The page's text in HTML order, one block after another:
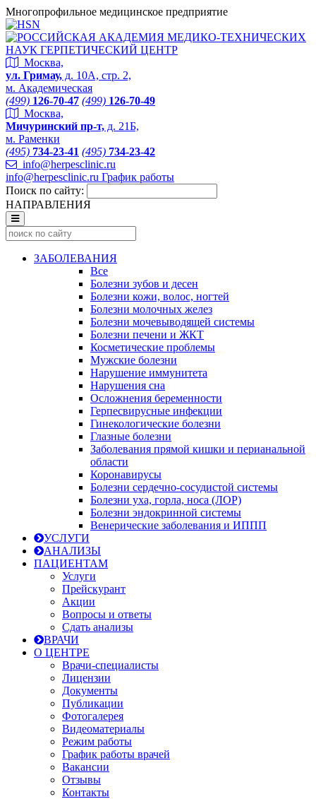
Многопрофильное медицинское предприятие
Москва,
ул. Гримау, д. 10А, стр. 2,
м. Академическая
(499) 126-70-47 (499) 126-70-49
Москва,
Мичуринский пр-т, д. 21Б,
м. Раменки
(495) 734-23-41 (495) 734-23-42
info@herpesclinic.ru
info@herpesclinic.ru График работы
Поиск по сайту:
НАПРАВЛЕНИЯ
ЗАБОЛЕВАНИЯ
Все
Болезни зубов и десен
Болезни кожи, волос, ногтей
Болезни молочных желез
Болезни мочевыводящей системы
Болезни печени и ЖКТ
Косметические проблемы
Мужские болезни
Нарушение иммунитета
Нарушения сна
Осложнения беременности
Герпесвирусные инфекции
Гинекологические болезни
Глазные болезни
Заболевания прямой кишки и перианальной
области
Коронавирусы
Болезни сердечно-сосудистой системы
Болезни уха, горла, носа (ЛОР)
Болезни эндокринной системы
Венерические заболевания и ИППП
УСЛУГИ
АНАЛИЗЫ
ПАЦИЕНТАМ
Услуги
Прейскурант
Акции
Вопросы и ответы
Сдать анализы
ВРАЧИ
О ЦЕНТРЕ
Врачи-специалисты
Лицензии
Документы
Публикации
Фотогалерея
Видеоматериалы
Режим работы
График работы врачей
Вакансии
Отзывы
Контакты